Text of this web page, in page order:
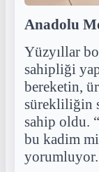
Anadolu
Yüzyıllar
sahipliği
bereketin,
sürekliliğin
sahip oldu.
bu kadim
yorumluyor.